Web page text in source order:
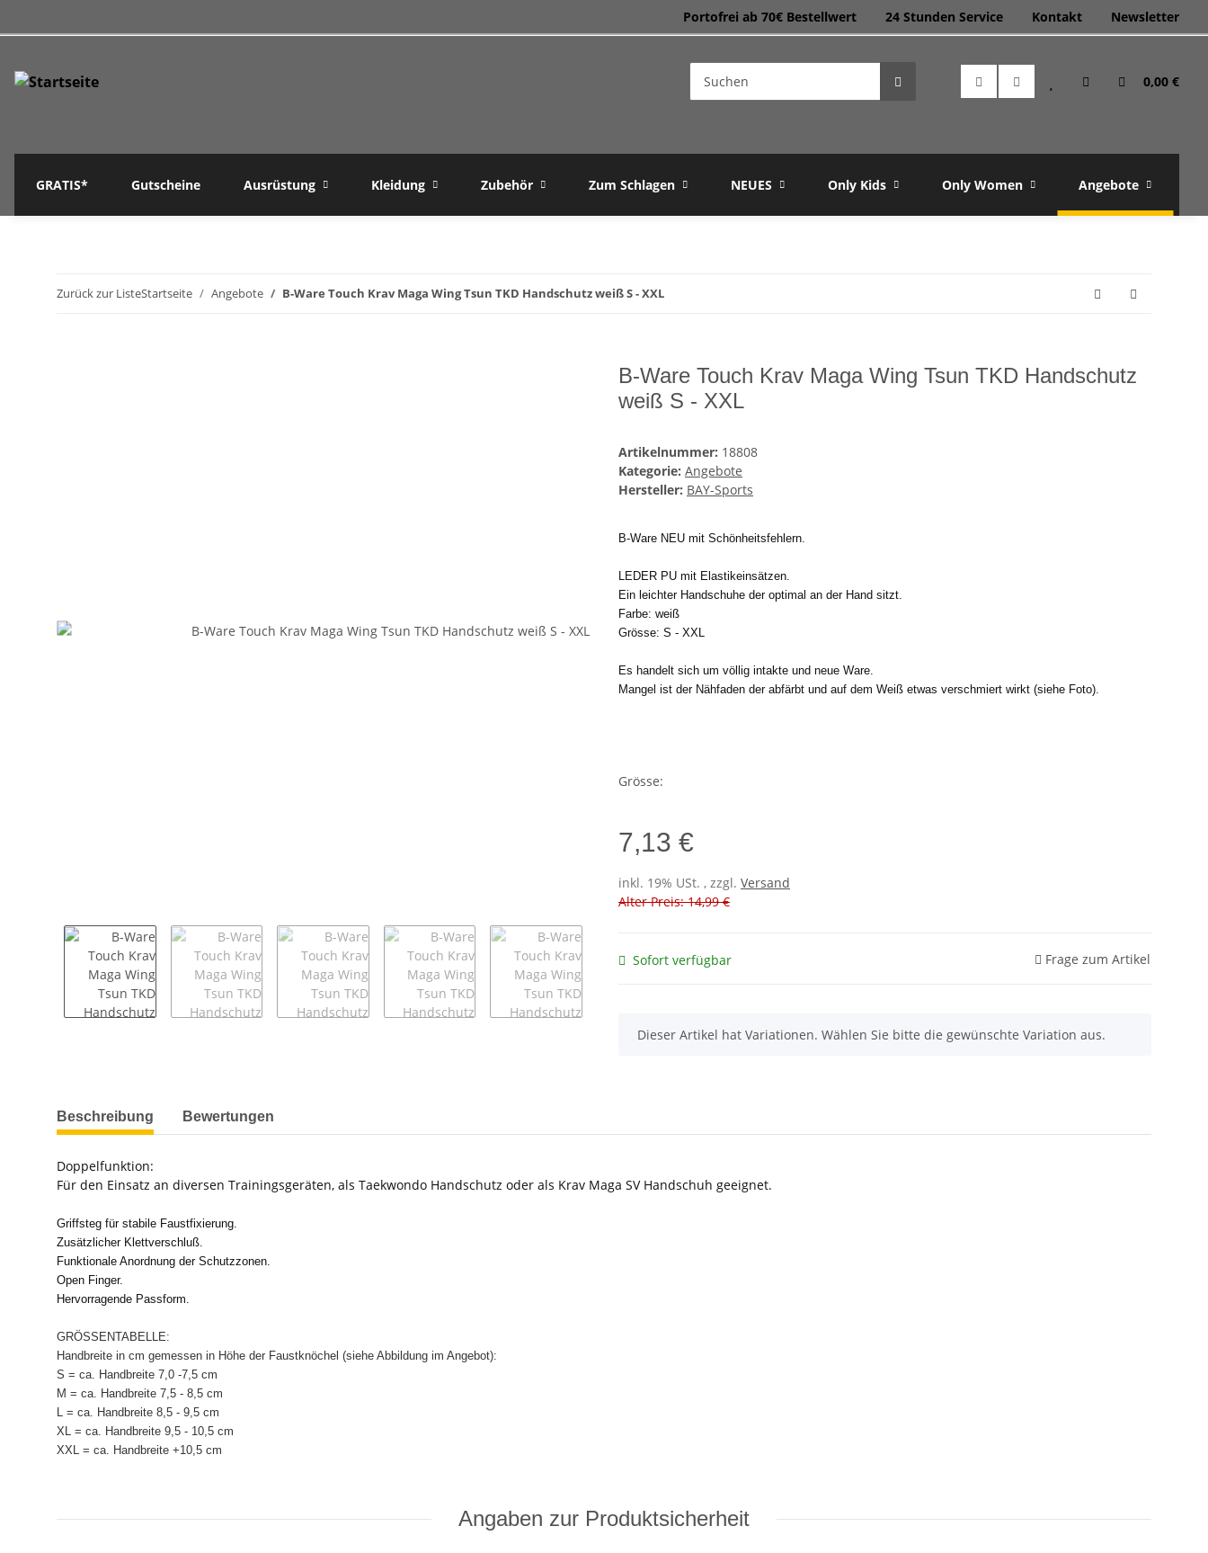
Portofrei ab 70€ Bestellwert 24 Stunden Service Kontakt Newsletter
0,00 €
GRATIS* Gutscheine Ausrüstung Kleidung Zubehör Zum Schlagen NEUES Only Kids Only Women Angebote
Zurück zur ListeStartseite Angebote B-Ware Touch Krav Maga Wing Tsun TKD Handschutz weiß S - XXL
B-Ware Touch Krav Maga Wing Tsun TKD Handschutz
weiß S - XXL
Artikelnummer: 18808
Kategorie: Angebote
Hersteller: BAY-Sports
B-Ware NEU mit Schönheitsfehlern.
LEDER PU mit Elastikeinsätzen.
Ein leichter Handschuhe der optimal an der Hand sitzt.
Farbe: weiß
Grösse: S - XXL
Es handelt sich um völlig intakte und neue Ware.
Mangel ist der Nähfaden der abfärbt und auf dem Weiß etwas verschmiert wirkt (siehe Foto).
Grösse:
7,13 €
inkl. 19% USt. , zzgl. Versand
Alter Preis: 14,99 €
Sofort verfügbar Frage zum Artikel
x
Dieser Artikel hat Variationen. Wählen Sie bitte die gewünschte Variation aus.
weitere Registerkarten anzeigen
Beschreibung Bewertungen
Doppelfunktion:
Für den Einsatz an diversen Trainingsgeräten, als Taekwondo Handschutz oder als Krav Maga SV Handschuh geeignet.
Griffsteg für stabile Faustfixierung.
Zusätzlicher Klettverschluß.
Funktionale Anordnung der Schutzzonen.
Open Finger.
Hervorragende Passform.
GRÖSSENTABELLE:
Handbreite in cm gemessen in Höhe der Faustknöchel (siehe Abbildung im Angebot):
S = ca. Handbreite 7,0 -7,5 cm
M = ca. Handbreite 7,5 - 8,5 cm
L = ca. Handbreite 8,5 - 9,5 cm
XL = ca. Handbreite 9,5 - 10,5 cm
XXL = ca. Handbreite +10,5 cm
Angaben zur Produktsicherheit